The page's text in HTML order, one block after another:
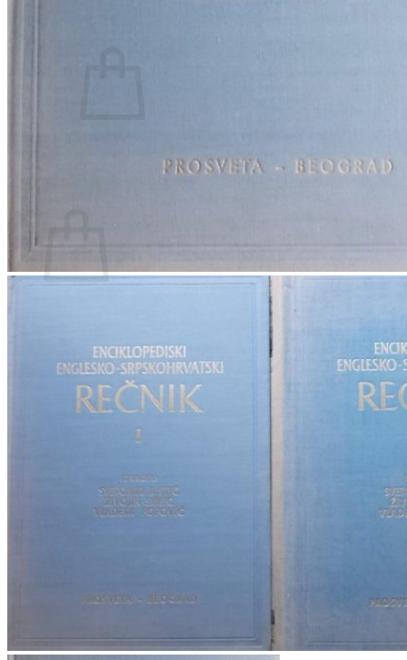
Povratak u trgovinu